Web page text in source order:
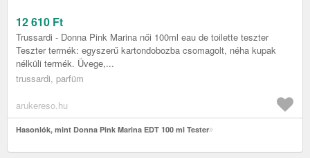
12 610 Ft
Trussardi - Donna Pink Marina női 100ml eau de toilette teszter
Teszter termék: egyszerű kartondobozba csomagolt, néha kupak
nélküli termék. Üvege,...
trussardi, parfüm
arukereso.hu
Hasonlók, mint Donna Pink Marina EDT 100 ml Tester